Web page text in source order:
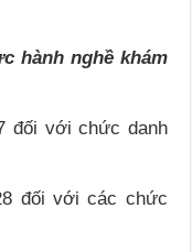
hành nghề khám
đối với chức danh
đối với các chức